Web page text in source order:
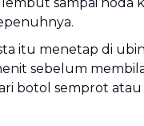
itu menetap di
sebelum
botol semprot